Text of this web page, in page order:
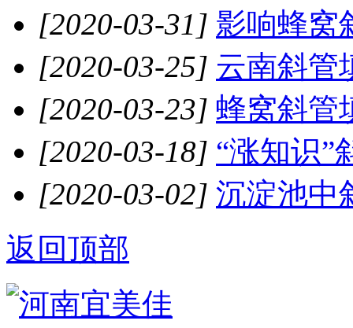
[2020-03-31] 影响蜂窝
[2020-03-25] 云南斜管
[2020-03-23] 蜂窝斜管
[2020-03-18] “涨知识”
[2020-03-02] 沉淀池中
返回顶部